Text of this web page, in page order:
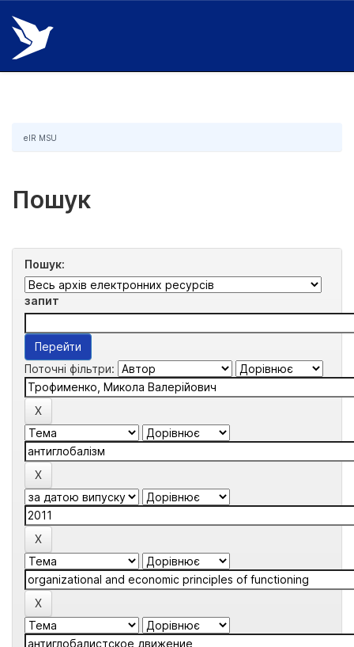
Skip
navigation
eIR MSU
Пошук
Пошук:
запит
Поточні фільтри: